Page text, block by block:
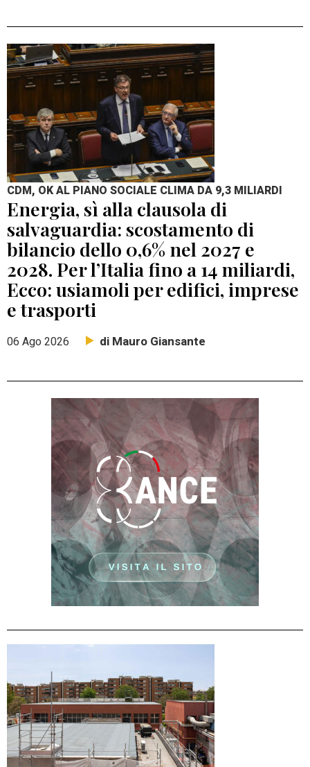
CDM, OK AL PIANO SOCIALE CLIMA DA 9,3 MILIARDI
Energia, sì alla clausola di
salvaguardia: scostamento di
bilancio dello 0,6% nel 2027 e
2028. Per l’Italia fino a 14 miliardi,
Ecco: usiamoli per edifici, imprese
e trasporti
06 Ago 2026 di Mauro Giansante